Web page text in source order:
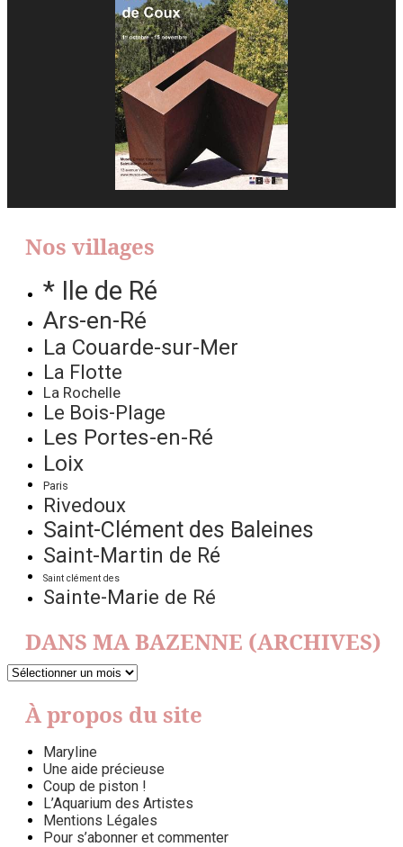
Nos villages
* Ile de Ré
Ars-en-Ré
La Couarde-sur-Mer
La Flotte
La Rochelle
Le Bois-Plage
Les Portes-en-Ré
Loix
Paris
Rivedoux
Saint-Clément des Baleines
Saint-Martin de Ré
Saint clément des
Sainte-Marie de Ré
DANS MA BAZENNE (ARCHIVES)
DANS
BAZENNE
(ARCHIVES)
À propos du site
Maryline
Une aide précieuse
Coup de piston !
L’Aquarium des Artistes
Mentions Légales
Pour s’abonner et commenter